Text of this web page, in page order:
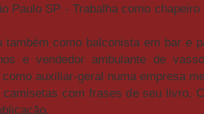
Paulo SP - Trabalha como
também como balconista em bar e
e vendedor ambulante de
auxiliar-geral numa empresa
camisetas com frases de seu livro,